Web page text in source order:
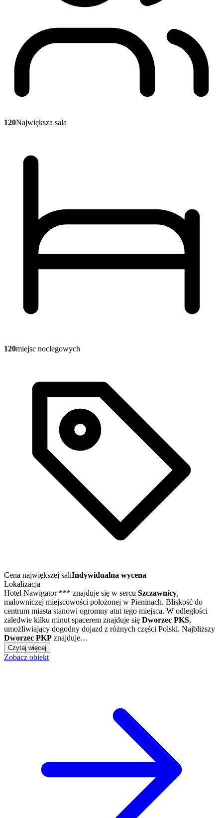
120Największa sala
120miejsc noclegowych
Cena największej saliIndywidualna wycena
Lokalizacja
Hotel Nawigator *** znajduje się w sercu Szczawnicy,
malowniczej miejscowości położonej w Pieninach. Bliskość do
centrum miasta stanowi ogromny atut tego miejsca. W odległości
zaledwie kilku minut spacerem znajduje się Dworzec PKS,
umożliwiający dogodny dojazd z różnych części Polski. Najbliższy
Dworzec PKP znajduje…
Czytaj więcej
Zobacz obiekt